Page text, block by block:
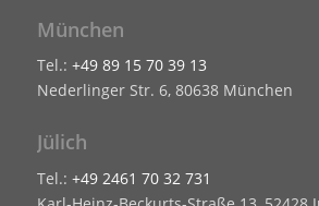
München
Tel.: +49 89 15 70 39 13
Nederlinger Str. 6, 80638 München
Jülich
Tel.: +49 2461 70 32 731